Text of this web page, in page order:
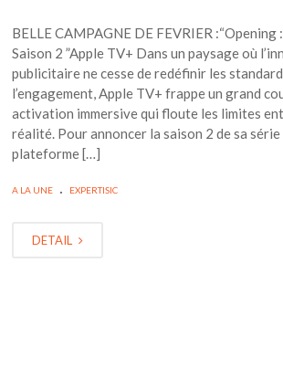
BELLE CAMPAGNE DE FEVRIER :“Opening
Saison 2 ”Apple TV+ Dans un paysage où
publicitaire ne cesse de redéfinir les
l’engagement, Apple TV+ frappe un grand
activation immersive qui floute les limites
réalité. Pour annoncer la saison 2 de sa série
plateforme […]
A LA UNE . EXPERTISIC
DETAIL